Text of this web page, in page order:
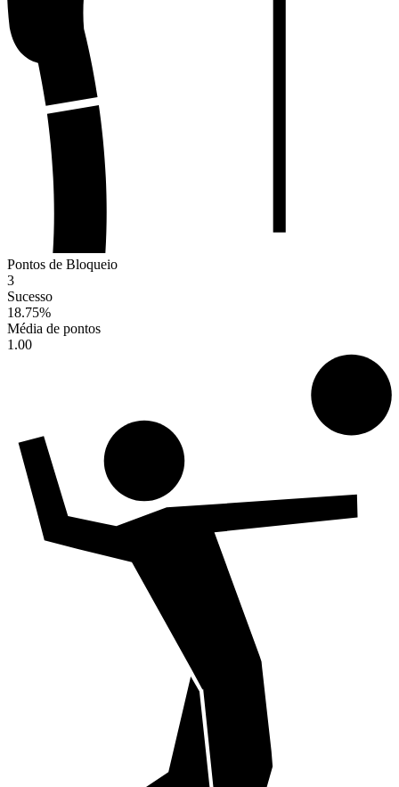
Pontos de Bloqueio
3
Sucesso
18.75%
Média de pontos
1.00